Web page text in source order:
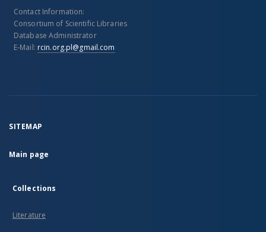
Contact Information:
Consortium of Scientific Libraries
Database Administrator
E-Mail: rcin.org.pl@gmail.com
SITEMAP
Main page
Collections
Literature